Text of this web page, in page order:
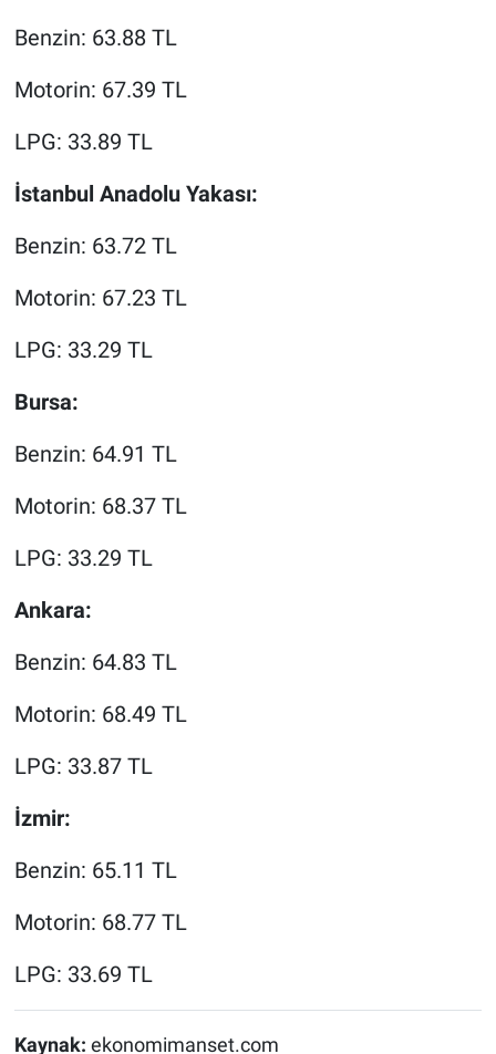
Benzin: 63.88 TL
Motorin: 67.39 TL
LPG: 33.89 TL
İstanbul Anadolu Yakası:
Benzin: 63.72 TL
Motorin: 67.23 TL
LPG: 33.29 TL
Bursa:
Benzin: 64.91 TL
Motorin: 68.37 TL
LPG: 33.29 TL
Ankara:
Benzin: 64.83 TL
Motorin: 68.49 TL
LPG: 33.87 TL
İzmir:
Benzin: 65.11 TL
Motorin: 68.77 TL
LPG: 33.69 TL
Kaynak: ekonomimanset.com